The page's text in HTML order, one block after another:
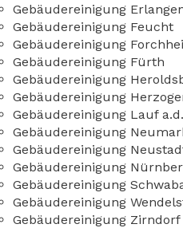
Gebäudereinigung
Gebäudereinigung Feucht
Gebäudereinigung
Gebäudereinigung Fürth
Gebäudereinigung
Gebäudereinigung
Gebäudereinigung Lauf
Gebäudereinigung
Gebäudereinigung
Gebäudereinigung
Gebäudereinigung
Gebäudereinigung
Gebäudereinigung Zirndorf